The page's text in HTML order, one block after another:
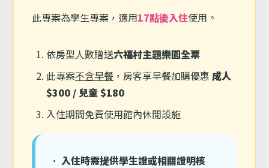
此專案為學生專案，適用17點後入住使用。
依房型人數贈送六福村主題樂園全票
此專案不含早餐 ，房客享早餐加購優惠 成人
$300 / 兒童 $180
入住期間免費使用館內休閒設施
• 入住時需提供學生證或相關證明核